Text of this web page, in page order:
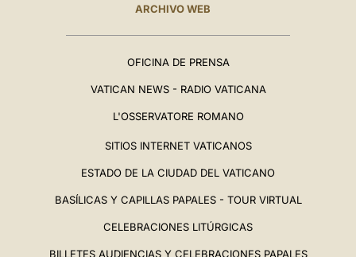
ARCHIVO WEB
OFICINA DE PRENSA
VATICAN NEWS - RADIO VATICANA
L'OSSERVATORE ROMANO
SITIOS INTERNET VATICANOS
ESTADO DE LA CIUDAD DEL VATICANO
BASÍLICAS Y CAPILLAS PAPALES - TOUR VIRTUAL
CELEBRACIONES LITÚRGICAS
BILLETES AUDIENCIAS Y CELEBRACIONES PAPALES